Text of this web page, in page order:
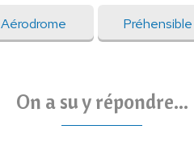
Aérodrome Préhensible
On a su y répondre...